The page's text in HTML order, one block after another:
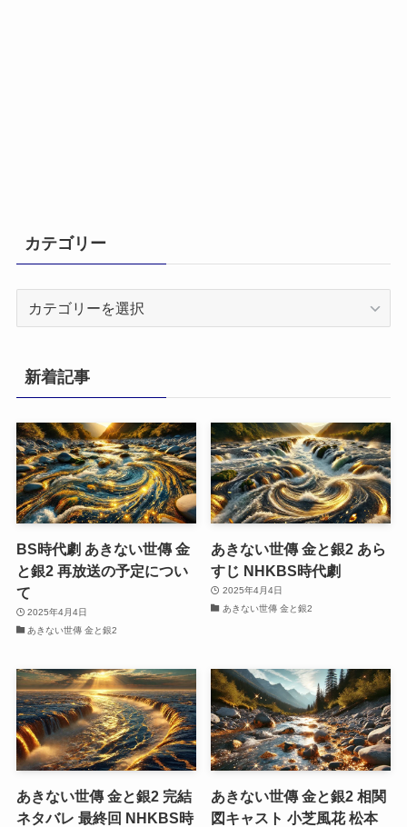
カテゴリー
リ
ー
新着記事
BS時代劇 あきない世傳 金
と銀2 再放送の予定につい
て
2025年4月4日
あきない世傳 金と銀2
あきない世傳 金と銀2 あら
すじ NHKBS時代劇
2025年4月4日
あきない世傳 金と銀2
あきない世傳 金と銀2 完結
ネタバレ 最終回 NHKBS時
あきない世傳 金と銀2 相関
図キャスト 小芝風花 松本